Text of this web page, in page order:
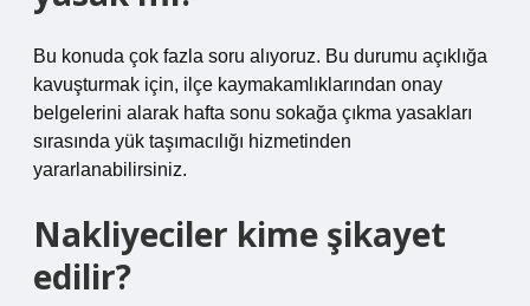
Bu konuda çok fazla soru alıyoruz. Bu durumu açıklığa
kavuşturmak için, ilçe kaymakamlıklarından onay
belgelerini alarak hafta sonu sokağa çıkma yasakları
sırasında yük taşımacılığı hizmetinden
yararlanabilirsiniz.
Nakliyeciler kime şikayet
edilir?